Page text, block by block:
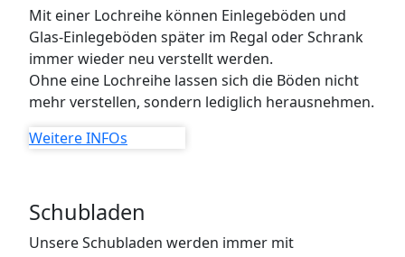
Mit einer Lochreihe können Einlegeböden und
Glas-Einlegeböden später im Regal oder Schrank
immer wieder neu verstellt werden.
Ohne eine Lochreihe lassen sich die Böden nicht
mehr verstellen, sondern lediglich herausnehmen.
Weitere INFOs
Schubladen
Unsere Schubladen werden immer mit